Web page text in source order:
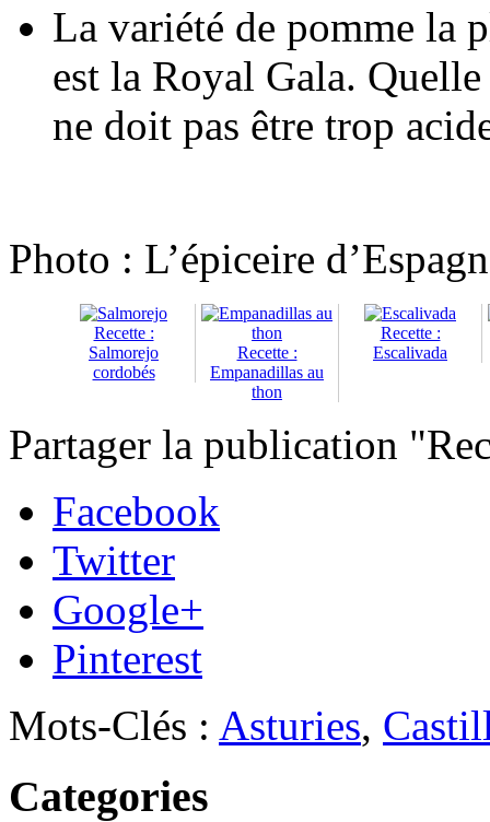
La variété de pomme la
est la Royal Gala.
ne doit pas être trop
Photo : L’épiceire
Recette :
Salmorejo
cordobés
Recette :
Empanadillas au
thon
Recette :
Escalivada
Partager la publication
Facebook
Twitter
Google+
Pinterest
Mots-Clés : Asturies,
Categories